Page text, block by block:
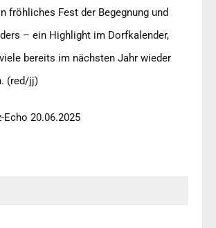
fröhliches Fest der Begegnung und
– ein Highlight im Dorfkalender,
bereits im nächsten Jahr wieder
(red/jj)
Echo 20.06.2025